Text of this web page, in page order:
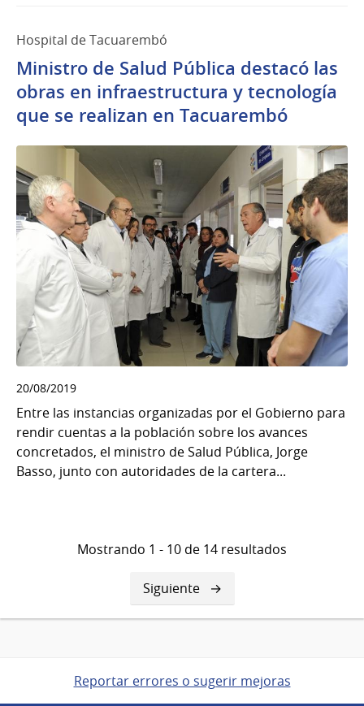
Hospital de Tacuarembó
Ministro de Salud Pública destacó las
obras en infraestructura y tecnología
que se realizan en Tacuarembó
20/08/2019
Entre las instancias organizadas por el Gobierno para
rendir cuentas a la población sobre los avances
concretados, el ministro de Salud Pública, Jorge
Basso, junto con autoridades de la cartera...
Mostrando 1 - 10 de 14 resultados
Siguiente
página
Siguiente
Reportar errores o sugerir mejoras